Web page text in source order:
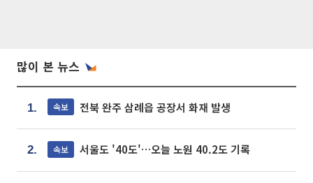
많이 본 뉴스
1. 속보 전북 완주 삼례읍 공장서 화재 발생
2. 속보 서울도 '40도'…오늘 노원 40.2도 기록